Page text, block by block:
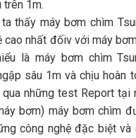
1m.
thấy máy bơm chìm
cao nhất đốiv với máy
là máy bơm chìm
sâu 1m và chịu hoàn
những test Report tại
bơm) máy bơm chìm
công nghệ đặc biệt và